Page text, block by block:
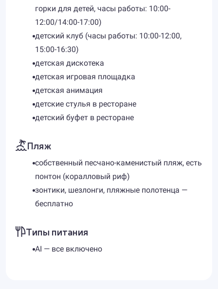
горки для детей, часы работы: 10:00-
12:00/14:00-17:00)
детский клуб (часы работы: 10:00-12:00,
15:00-16:30)
детская дискотека
детская игровая площадка
детская анимация
детские стулья в ресторане
детский буфет в ресторане
Пляж
собственный песчано-каменистый пляж, есть
понтон (коралловый риф)
зонтики, шезлонги, пляжные полотенца —
бесплатно
Типы питания
AI — все включено